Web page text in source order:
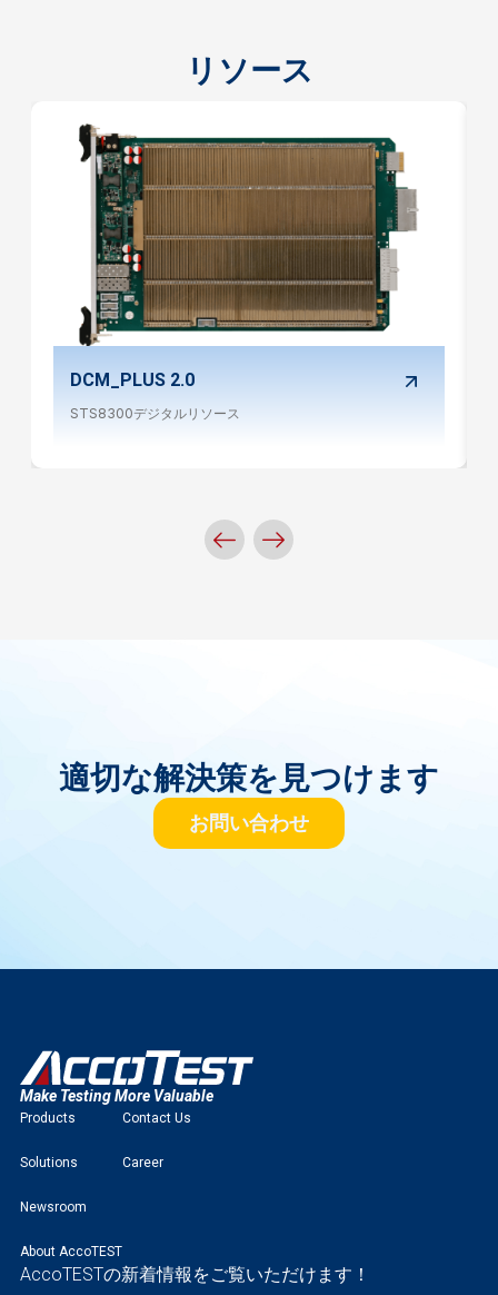
リソース
DCM_PLUS 2.0
STS8300デジタルリソース
適切な解決策を見つけます
お問い合わせ
Make Testing More Valuable
Products
Solutions
Newsroom
About AccoTEST
Contact Us
Career
AccoTESTの新着情報をご覧いただけます！